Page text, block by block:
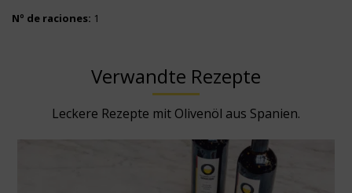
Nº de raciones: 1
Verwandte Rezepte
Leckere Rezepte mit Olivenöl aus Spanien.